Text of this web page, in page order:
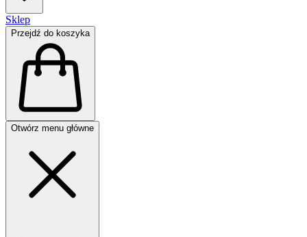
Sklep
Przejdź do koszyka
Otwórz menu główne